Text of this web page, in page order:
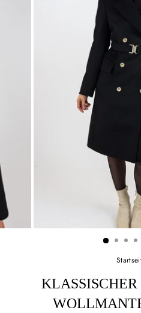
KLASSISCHER